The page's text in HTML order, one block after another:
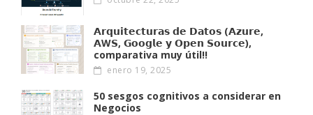
𝗔𝗿𝗾𝘂𝗶𝘁𝗲𝗰𝘁𝘂𝗿𝗮𝘀 𝗱𝗲 𝗗𝗮𝘁𝗼𝘀 (𝗔𝘇𝘂𝗿𝗲,
𝗔W𝗦, 𝗚𝗼𝗼𝗴𝗹𝗲 𝘆 𝗢𝗽𝗲𝗻 𝗦𝗼𝘂𝗿𝗰𝗲),
comparativa muy útil!!
enero 19, 2025
50 sesgos cognitivos a considerar en
Negocios